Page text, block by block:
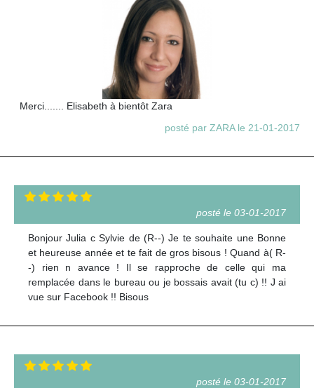
Merci....... Elisabeth à bientôt Zara
posté par ZARA le 21-01-2017
posté le 03-01-2017
Bonjour Julia c Sylvie de (R--) Je te souhaite une Bonne
et heureuse année et te fait de gros bisous ! Quand à( R-
-) rien n avance ! Il se rapproche de celle qui ma
remplacée dans le bureau ou je bossais avait (tu c) !! J ai
vue sur Facebook !! Bisous
posté le 03-01-2017